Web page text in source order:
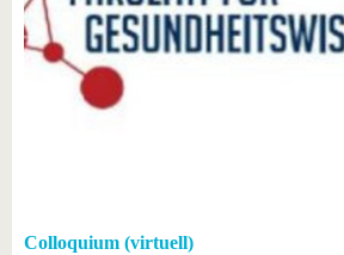
Colloquium (virtuell)